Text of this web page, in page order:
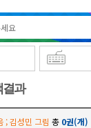
결과
; 김성민 그림 총 0권(개)